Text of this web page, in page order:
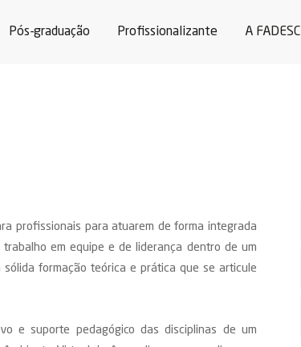
Pós-graduação Profissionalizante A FADESC
profissionais para atuarem de forma integrada
em equipe e de liderança dentro de um
formação teórica e prática que se articule
e suporte pedagógico das disciplinas de um